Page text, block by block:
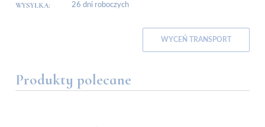
WYSYŁKA: 26 dni roboczych
WYCEŃ TRANSPORT
Produkty polecane